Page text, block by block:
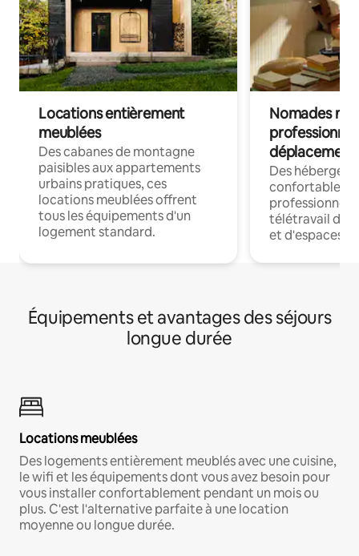
Locations entièrement
meublées
Des cabanes de montagne
paisibles aux appartements
urbains pratiques, ces
locations meublées offrent
tous les équipements d'un
logement standard.
Nomades
déplacement
Des
confortables
professionnels
télétravail
et d'espaces
Équipements et avantages des séjours
longue durée
Locations meublées
Des logements entièrement meublés avec une cuisine,
le wifi et les équipements dont vous avez besoin pour
vous installer confortablement pendant un mois ou
plus. C'est l'alternative parfaite à une location
moyenne ou longue durée.